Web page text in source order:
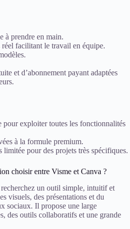
à prendre en main.
facilitant le travail en équipe.
et d’abonnement payant adaptées
pour exploiter toutes les fonctionnalités
à la formule premium.
limitée pour des projets très spécifiques.
choisir entre Visme et Canva ?
un outil simple, intuitif et
visuels, des présentations et du
sociaux. Il propose une large
des outils collaboratifs et une grande